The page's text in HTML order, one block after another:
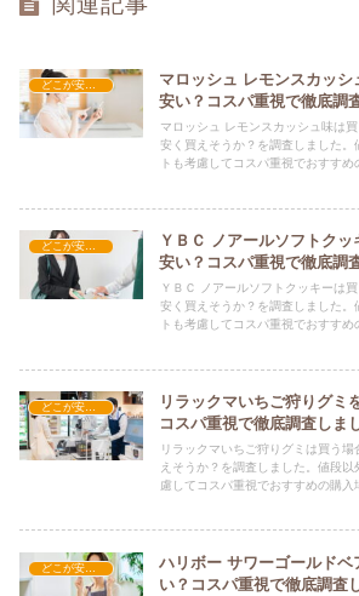
どこが安い？-お菓子・スイーツ・アイス
マロッシュ レモンスカッ
安い？コスパ重視で徹底調
マロッシュ レモンスカッシュ味は
安く買えそうか？を調査しました
トも考慮してコスパ重視でおすすめ
どこが安い？-お菓子・スイーツ・アイス
ＹＢＣ ノアールソフトク
安い？コスパ重視で徹底調
ＹＢＣ ノアールソフトクッキーは
安く買えそうか？を調査しました
トも考慮してコスパ重視でおすすめ
どこが安い？-お菓子・スイーツ・アイス
リラックマいちご狩りグミ
コスパ重視で徹底調査しま
リラックマいちご狩りグミは買う
えそうか？を調査しました。値段
慮してコスパ重視でおすすめの購入
どこが安い？-お菓子・スイーツ・アイス
ハリボー サワーゴールド
い？コスパ重視で徹底調査